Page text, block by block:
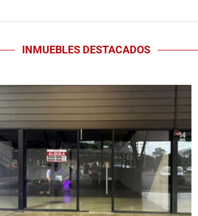
INMUEBLES DESTACADOS